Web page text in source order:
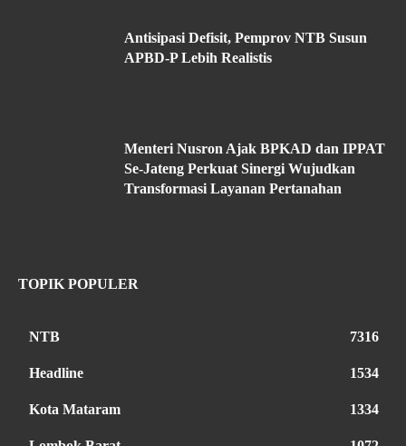
Antisipasi Defisit, Pemprov NTB Susun
APBD-P Lebih Realistis
Menteri Nusron Ajak BPKAD dan IPPAT
Se-Jateng Perkuat Sinergi Wujudkan
Transformasi Layanan Pertanahan
TOPIK POPULER
NTB 7316
Headline 1534
Kota Mataram 1334